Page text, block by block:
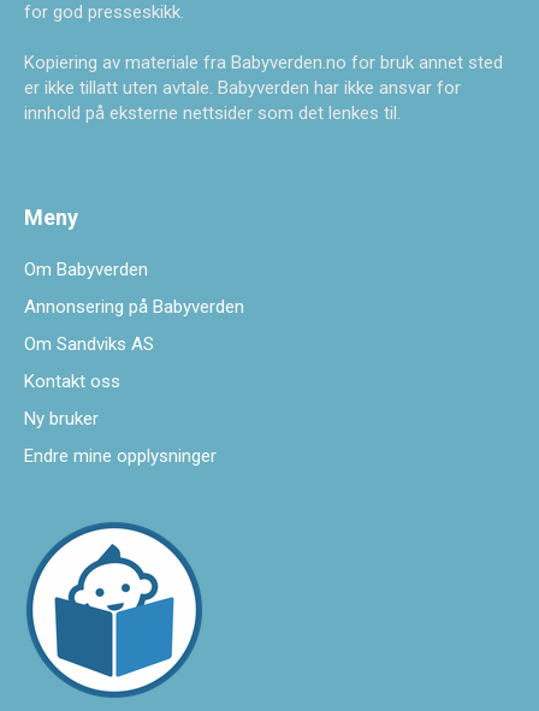
for god presseskikk.
Kopiering av materiale fra Babyverden.no for bruk annet sted
er ikke tillatt uten avtale. Babyverden har ikke ansvar for
innhold på eksterne nettsider som det lenkes til.
Meny
Om Babyverden
Annonsering på Babyverden
Om Sandviks AS
Kontakt oss
Ny bruker
Endre mine opplysninger